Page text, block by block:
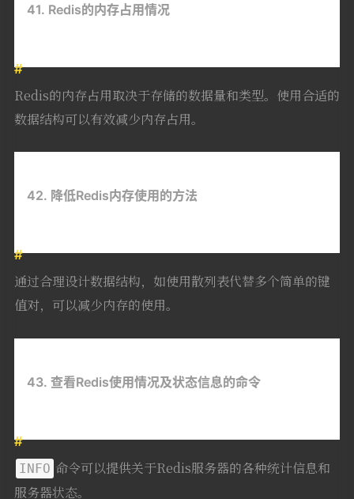
41. Redis的内存占用情况
Redis的内存占用取决于存储的数据量和类型。使用合适的
数据结构可以有效减少内存占用。
42. 降低Redis内存使用的方法
通过合理设计数据结构，如使用散列表代替多个简单的键
值对，可以减少内存的使用。
43. 查看Redis使用情况及状态信息的命令
INFO 命令可以提供关于Redis服务器的各种统计信息和
服务器状态。